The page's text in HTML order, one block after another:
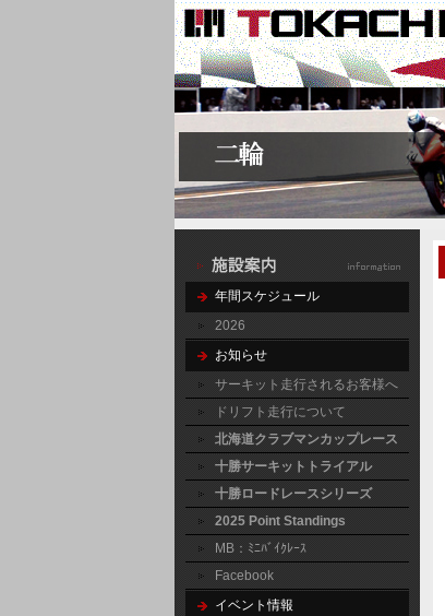
年間スケジュール
2026
お知らせ
サーキット走行されるお客様へ
ドリフト走行について
北海道クラブマンカップレース
十勝サーキットトライアル
十勝ロードレースシリーズ
2025 Point Standings
MB：ﾐﾆﾊﾞｲｸﾚｰｽ
Facebook
イベント情報